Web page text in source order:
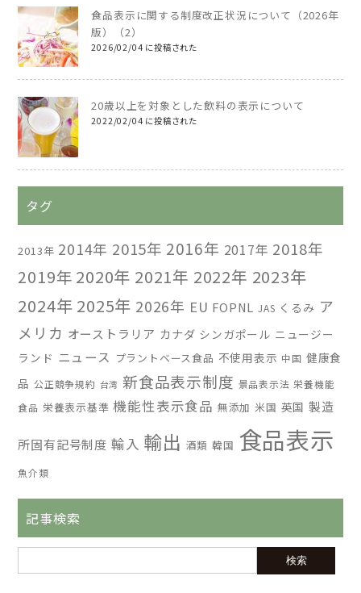
食品表示に関する制度改正状況について（2026年
版）（2）
2026/02/04 に投稿された
20歳以上を対象とした飲料の表示について
2022/02/04 に投稿された
タグ
2013年 2014年 2015年 2016年 2017年 2018年
2019年 2020年 2021年 2022年 2023年
2024年 2025年 2026年 EU FOPNL JAS くるみ ア
メリカ オーストラリア カナダ シンガポール ニュージー
ランド ニュース プラントベース食品 不使用表示 中国 健康食
品 公正競争規約 台湾 新食品表示制度 景品表示法 栄養機能
食品 栄養表示基準 機能性表示食品 無添加 米国 英国 製造
所固有記号制度 輸入 輸出 酒類 韓国 食品表示
魚介類
記事検索